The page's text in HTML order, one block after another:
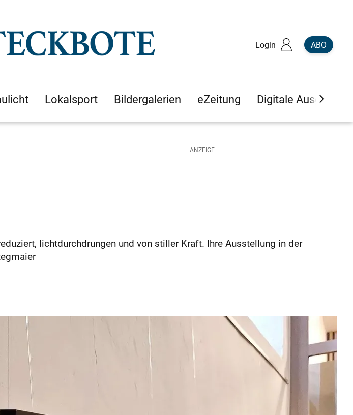
Login ABO
Lokalsport Bildergalerien eZeitung Digitale Ausgaben
lichtdurchdrungen und von stiller Kraft. Ihre Ausstellung in der